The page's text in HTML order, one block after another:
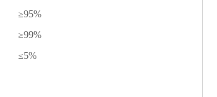
≥95%
≥99%
≤5%